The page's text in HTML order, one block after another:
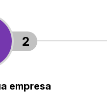
2
empresa